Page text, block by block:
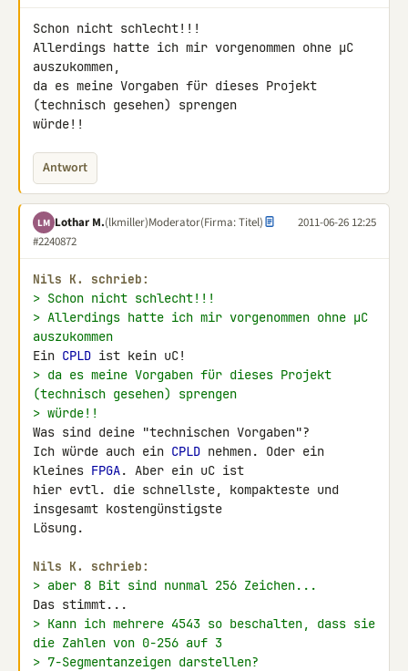
Schon nicht schlecht!!!
Allerdings hatte ich mir vorgenommen ohne µC
auszukommen,
da es meine Vorgaben für dieses Projekt
(technisch gesehen) sprengen
würde!!
Antwort
LM Lothar M.(lkmiller)Moderator(Firma: Titel)
2011-06-26 12:25
#2240872
Nils K. schrieb:
> Schon nicht schlecht!!!
> Allerdings hatte ich mir vorgenommen ohne µC
auszukommen
Ein CPLD
> da es meine Vorgaben für dieses Projekt
(technisch gesehen) sprengen
> würde!!
Was sind deine "technischen Vorgaben"?
Ich würde auch ein CPLD nehmen. Oder ein
kleines FPGA. Aber ein uC ist
hier evtl. die schnellste, kompakteste und
insgesamt kostengünstigste
Lösung.
Nils K. schrieb:
> aber 8 Bit sind nunmal 256 Zeichen...
> Kann ich mehrere 4543 so beschalten, dass sie
die Zahlen von 0-256 auf 3
> 7-Segmentanzeigen darstellen?